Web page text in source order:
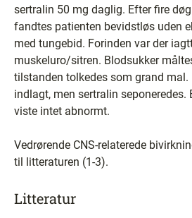
sertralin 50 mg daglig. Efter fire
fandtes patienten bevidstløs uden
med tungebid. Forinden var der
muskeluro/sitren. Blodsukker
tilstanden tolkedes som grand mal.
indlagt, men sertralin seponeredes.
viste intet abnormt.
Vedrørende CNS-relaterede
til litteraturen (1-3).
Litteratur